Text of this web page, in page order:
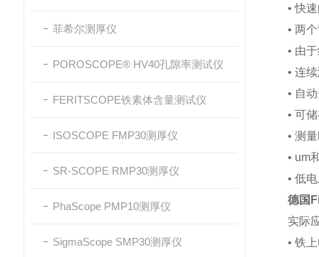
菲希尔测厚仪
POROSCOPE® HV40孔隙率测试仪
FERITSCOPE铁素体含量测试仪
ISOSCOPE FMP30测厚仪
SR-SCOPE RMP30测厚仪
PhaScope PMP10测厚仪
SigmaScope SMP30测厚仪
• 快
• 两
• 由
• 连
• 自
• 可
• 测
• um
• 低
德国
实际
• 铁